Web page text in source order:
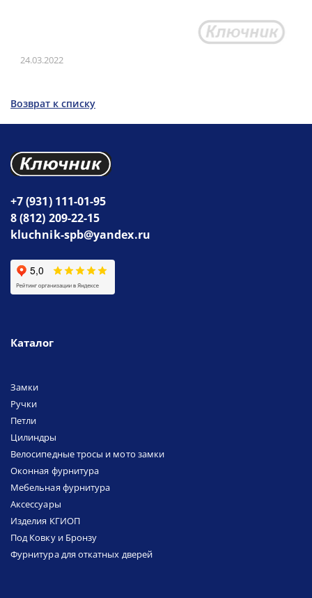
24.03.2022
Возврат к списку
+7 (931) 111-01-95
8 (812) 209-22-15
kluchnik-spb@yandex.ru
Каталог
Замки
Ручки
Петли
Цилиндры
Велосипедные тросы и мото замки
Оконная фурнитура
Мебельная фурнитура
Аксессуары
Изделия КГИОП
Под Ковку и Бронзу
Фурнитура для откатных дверей